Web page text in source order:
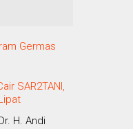
Germas
SAR2TANI,
H. Andi